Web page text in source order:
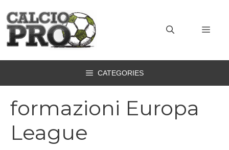
contenuto
CATEGORIES
formazioni Europa
League